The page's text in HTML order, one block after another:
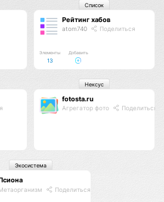
Рейтинг хабов
atom740 Поделиться
Элементы
13
Добавить
Список
fotosta.ru
Агрегатор фото Поделиться
Нексус
Поделиться
Экосистема